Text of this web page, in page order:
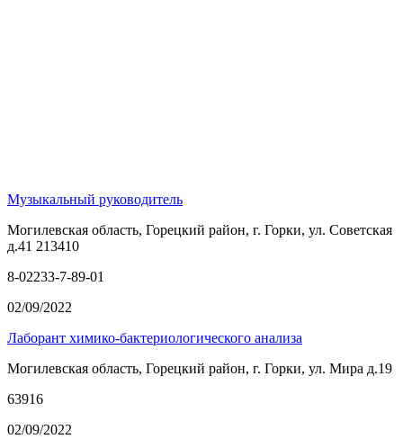
Музыкальный руководитель
Могилевская область, Горецкий район, г. Горки, ул. Советская
д.41 213410
8-02233-7-89-01
02/09/2022
Лаборант химико-бактериологического анализа
Могилевская область, Горецкий район, г. Горки, ул. Мира д.19
63916
02/09/2022